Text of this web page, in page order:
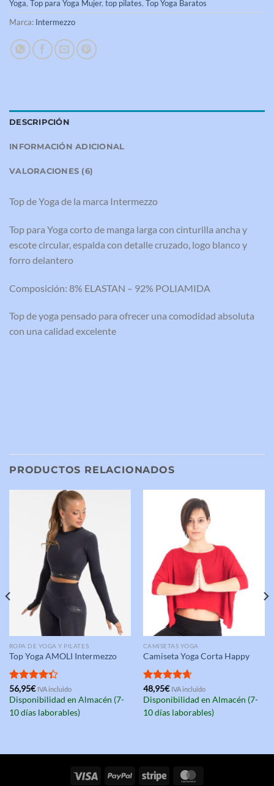
Yoga, Top para Yoga Mujer, top pilates, Top Yoga Baratos
Marca: Intermezzo
DESCRIPCIÓN
INFORMACIÓN ADICIONAL
VALORACIONES (6)
Top de Yoga de la marca Intermezzo
Top para Yoga corto de manga larga con cinturilla ancha y
escote circular, espalda con detalle cruzado, logo blanco y
forro delantero
Composición: 8% ELASTAN – 92% POLIAMIDA
Top de yoga pensado para ofrecer una comodidad absoluta
con una calidad excelente
PRODUCTOS RELACIONADOS
ROPA DE YOGA Y PILATES
Top Yoga AMOLI Intermezzo
Valorado
con4.33
de 5
56,95€ IVA incluido
Disponibilidad en Almacén (7-
10 días laborables)
CAMISETAS YOGA
Camiseta Yoga Corta Happy
Valorado
con4.67
de 5
48,95€ IVA incluido
Disponibilidad en Almacén (7-
10 días laborables)